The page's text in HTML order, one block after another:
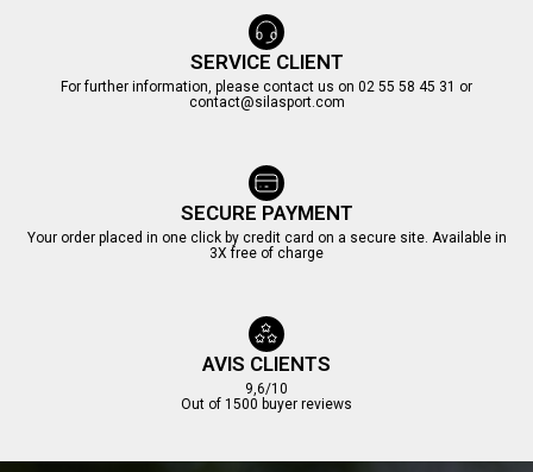
(2 reviews)
SERVICE CLIENT
For further information, please contact us on 02 55 58 45 31 or
contact@silasport.com
SECURE PAYMENT
Your order placed in one click by credit card on a secure site. Available in
3X free of charge
AVIS CLIENTS
9,6/10
Out of 1500 buyer reviews